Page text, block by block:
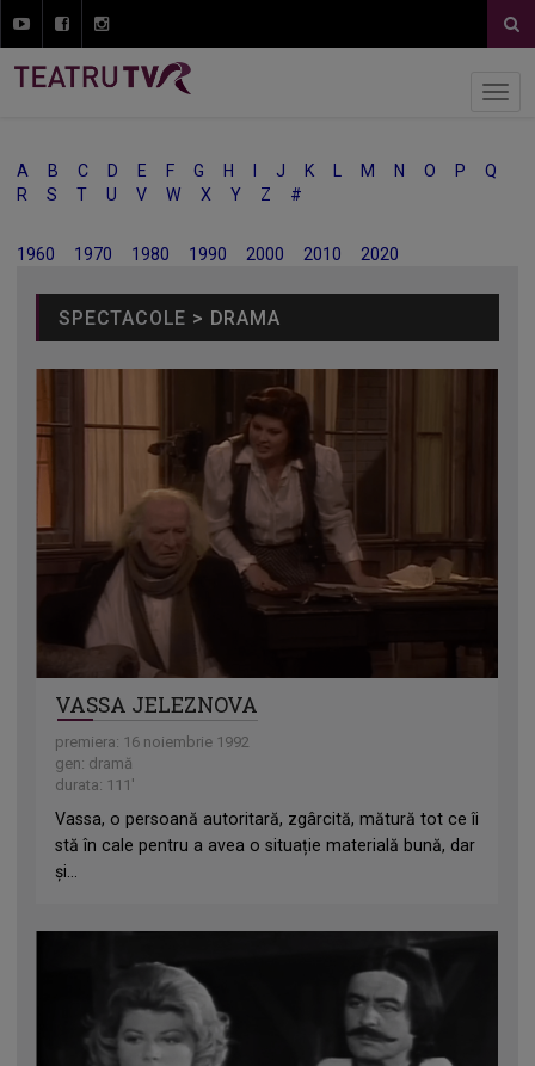
A B C D E F G H J K M N O P
Q
R
S T U V W X Y Z #
1960 1970 1980 1990 2000 2010 2020
SPECTACOLE > DRAMA
VASSA JELEZNOVA
premiera: 16 noiembrie 1992
gen: dramă
durata: 111'
Vassa, o persoană autoritară, zgârcită, mătură tot ce îi
stă în cale pentru a avea o situație materială bună, dar
și...